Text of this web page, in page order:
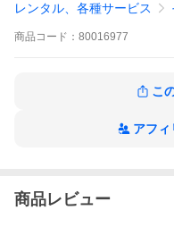
※「あんしん修理保険」の
り、本体と別で設置券・リ
上・区分B0該当メーカー】
台を回収いたします(回収
抜)を現地にてお支払いいた
リサイクル券をご注文の場
レンタル、各種サービス
商品 コード： 80016977
こ
アフィ
商品レビュー